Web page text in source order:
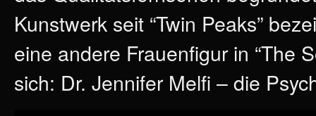
Kunstwerk seit “Twin Peaks”
eine andere Frauenfigur in “The
sich: Dr. Jennifer Melfi – die